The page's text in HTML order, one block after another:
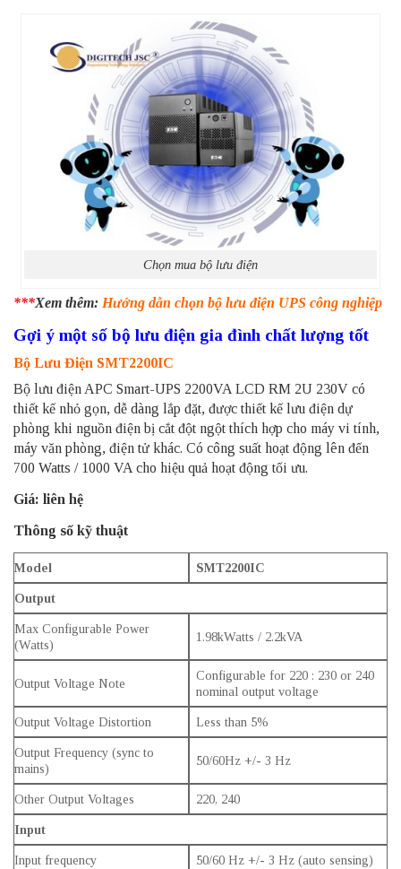
Chọn mua bộ lưu điện
***Xem thêm: Hướng dẫn chọn bộ lưu điện UPS công nghiệp
Gợi ý một số bộ lưu điện gia đình chất lượng tốt
Bộ Lưu Điện SMT2200IC
Bộ lưu điện APC Smart-UPS 2200VA LCD RM 2U 230V có
thiết kế nhỏ gọn, dễ dàng lắp đặt, được thiết kế lưu điện dự
phòng khi nguồn điện bị cắt đột ngột thích hợp cho máy vi tính,
máy văn phòng, điện tử khác. Có công suất hoạt động lên đến
700 Watts / 1000 VA cho hiệu quả hoạt động tối ưu.
Giá: liên hệ
Thông số kỹ thuật
Model SMT2200IC
Output
Max Configurable Power
(Watts)
1.98kWatts / 2.2kVA
Output Voltage Note
Configurable for 220 : 230 or 240
nominal output voltage
Output Voltage Distortion Less than 5%
Output Frequency (sync to
mains)
50/60Hz +/- 3 Hz
Other Output Voltages 220, 240
Input
Input frequency 50/60 Hz +/- 3 Hz (auto sensing)